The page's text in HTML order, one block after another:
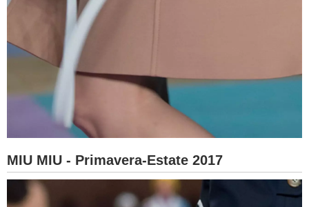
MIU MIU - Primavera-Estate 2017